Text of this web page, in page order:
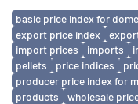
Avainsanat
basic price index for
export price index
import prices
imports
pellets
price indices
producer price index for
products
wholesale